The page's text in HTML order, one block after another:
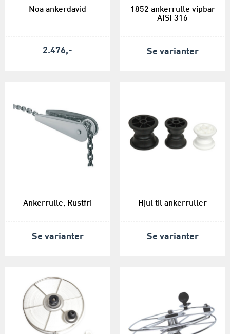
Noa ankerdavid
2.476,-
1852 ankerrulle vipbar
AISI 316
Se varianter
Ankerrulle, Rustfri
Se varianter
Hjul til ankerruller
Se varianter